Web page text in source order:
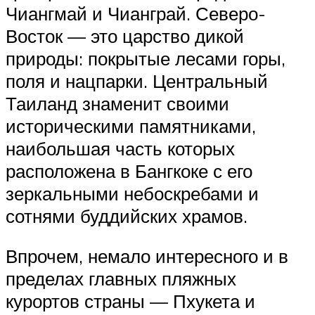
Чиангмай и Чианграй. Северо-
Восток — это царство дикой
природы: покрытые лесами горы,
поля и нацпарки. Центральный
Таиланд знаменит своими
историческими памятниками,
наибольшая часть которых
расположена в Бангкоке с его
зеркальными небоскребами и
сотнями буддийских храмов.
Впрочем, немало интересного и в
пределах главных пляжных
курортов страны — Пхукета и